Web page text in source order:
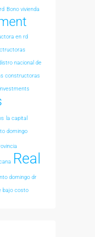
Bono vivienda
en rd
nacional de
constructoras
la capital
domingo
Real
domingo dr
bajo costo